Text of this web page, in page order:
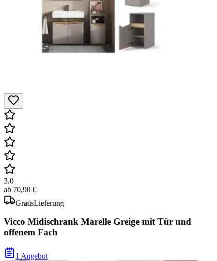
3.0
ab 70,90 €
GratisLieferung
Vicco Midischrank Marelle Greige mit Tür und
offenem Fach
1 Angebot